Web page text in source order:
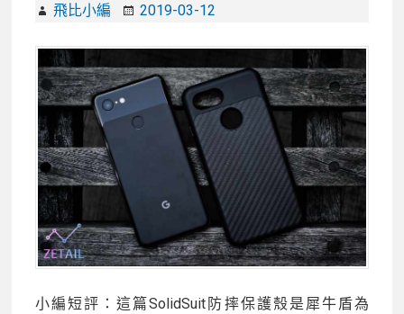
一
多
功
能
轉
接
器：
齊
HDMI、
microSD、
讀
飛比小編 2019-03-12
小編短評：這篇SolidSuit防摔保護殼是犀牛盾為